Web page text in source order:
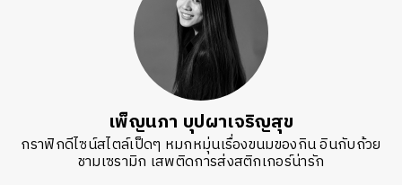
เพ็ญนภา บุปผาเจริญสุข
กราฟิกดีไซน์สไตล์เป็ดๆ หมกหมุ่นเรื่องขนมของกิน อินกับถ้วย
ชามเซรามิก เสพติดการส่งสติกเกอร์น่ารัก